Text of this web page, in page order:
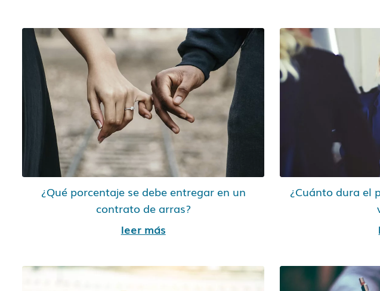
¿Qué porcentaje se debe entregar en un
contrato de arras?
leer más
¿Cuánto dura el